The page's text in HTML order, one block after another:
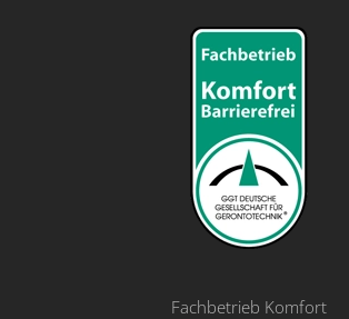
Fachbetrieb Komfort